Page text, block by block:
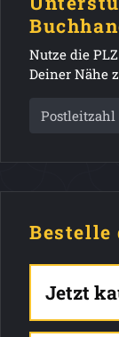
Nutze die
Deiner Nähe
Postleitzahl
Bestelle
Jetzt